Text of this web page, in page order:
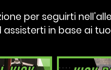
per seguirti
assisterti in base ai